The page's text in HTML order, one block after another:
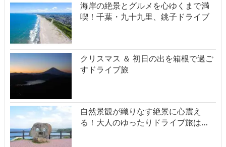
海岸の絶景とグルメを心ゆくまで満
喫！千葉・九十九里、銚子ドライブ
クリスマス ＆ 初日の出を箱根で過ご
すドライブ旅
自然景観が織りなす絶景に心震え
る！大人のゆったりドライブ旅は…